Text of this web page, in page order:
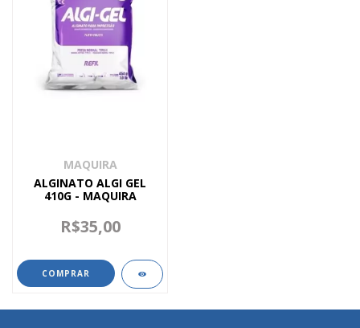
MAQUIRA
ALGINATO ALGI GEL
410G - MAQUIRA
R$35,00